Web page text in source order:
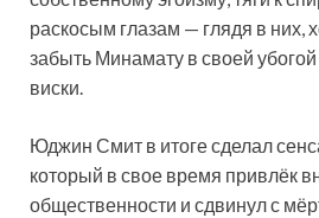
раскосым глазам — глядя в них,
забыть Минамату в своей
виски.
Юджин Смит в итоге сделал
который в свое время привлёк
общественности и сдвинул с